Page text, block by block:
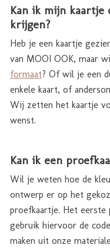
Kan ik mijn kaartje
krijgen?
Heb je een kaartje
van MOOI OOK, maar
formaat? Of wil je een
enkele kaart, of
Wij zetten het kaartje
wenst.
Kan ik een
Wil je weten hoe de
ontwerp er op het
proefkaartje. Het eerste
gebruik hiervoor de code
maken uit onze